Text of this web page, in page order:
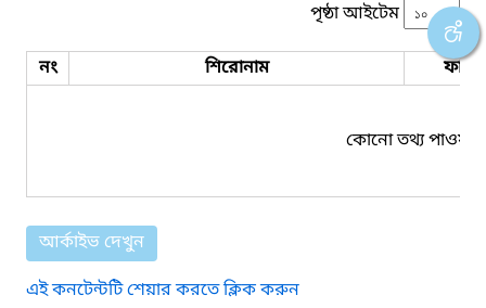
পৃষ্ঠা আইটেম
নং শিরোনাম ফাইল
কোনো তথ্য পাওয়া
আর্কাইভ দেখুন
এই কনটেন্টটি শেয়ার করতে ক্লিক করুন